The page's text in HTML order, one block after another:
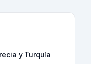
y Turquía